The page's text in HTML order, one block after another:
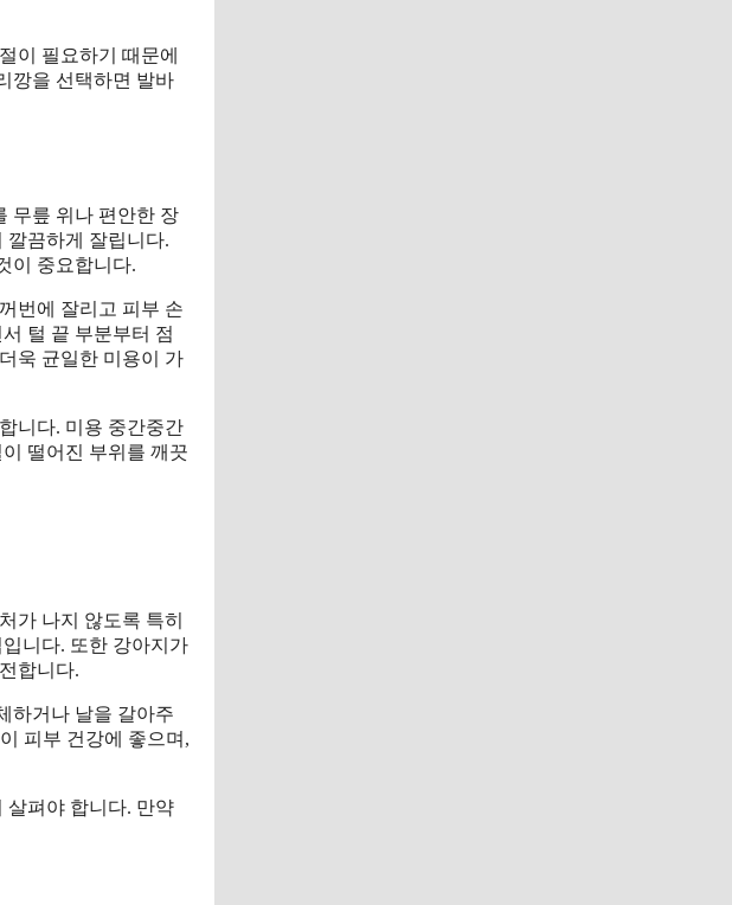
이 필요하기 때문에
깡을 선택하면 발바
무릎 위나 편안한 장
깔끔하게 잘립니다.
이 중요합니다.
번에 잘리고 피부 손
털 끝 부분부터 점
욱 균일한 미용이 가
니다. 미용 중간중간
떨어진 부위를 깨끗
가 나지 않도록 특히
니다. 또한 강아지가
합니다.
하거나 날을 갈아주
피부 건강에 좋으며,
살펴야 합니다. 만약